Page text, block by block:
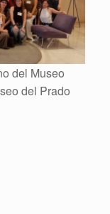
del Museo
del Prado